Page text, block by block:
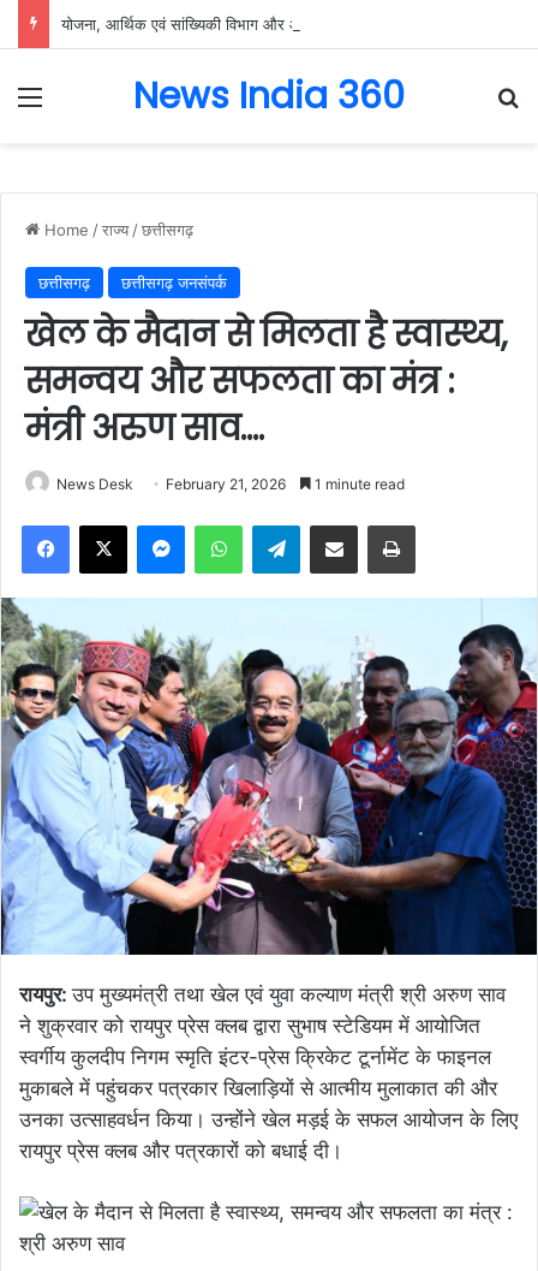
Menu News India 360
Home /राज्य /छत्तीसगढ़
छत्तीसगढ़ छत्तीसगढ़ जनसंपर्क
खेल के मैदान से मिलता है स्वास्थ्य,
समन्वय और सफलता का मंत्र :
मंत्री अरुण साव….
News Desk February 21, 2026 1 minute read
Facebook
X MessengerWhatsAppTelegramShare via Email Print
रायपुर:उप मुख्यमंत्री तथा खेल एवं युवा कल्याण मंत्री श्री अरुण साव
ने शुक्रवार को रायपुर प्रेस क्लब द्वारा सुभाष स्टेडियम में आयोजित
स्वर्गीय कुलदीप निगम स्मृति इंटर-प्रेस क्रिकेट टूर्नामेंट के फाइनल
मुकाबले में पहुंचकर पत्रकार खिलाड़ियों से आत्मीय मुलाकात की और
उनका उत्साहवर्धन किया। उन्होंने खेल मड़ई के सफल आयोजन के लिए
रायपुर प्रेस क्लब और पत्रकारों को बधाई दी।